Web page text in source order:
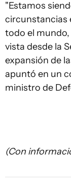
"Estamos
circunstancias
todo el
vista desde la
expansión de
apuntó en un
ministro de
(Con